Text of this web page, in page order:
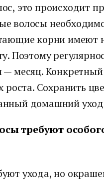
это происходит
волосы
корни имеют
Поэтому
месяц. Конкретный
роста. Сохранить
домашний
требуют
ухода, но